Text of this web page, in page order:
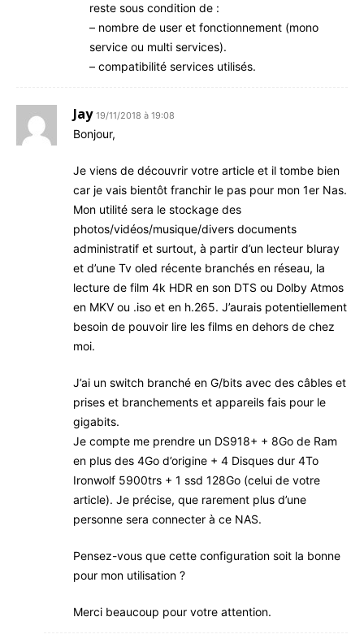
reste sous condition de :
– nombre de user et fonctionnement (mono
service ou multi services).
– compatibilité services utilisés.
Jay 19/11/2018 à 19:08
Bonjour,
Je viens de découvrir votre article et il tombe bien
car je vais bientôt franchir le pas pour mon 1er Nas.
Mon utilité sera le stockage des
photos/vidéos/musique/divers documents
administratif et surtout, à partir d’un lecteur bluray
et d’une Tv oled récente branchés en réseau, la
lecture de film 4k HDR en son DTS ou Dolby Atmos
en MKV ou .iso et en h.265. J’aurais potentiellement
besoin de pouvoir lire les films en dehors de chez
moi.
J’ai un switch branché en G/bits avec des câbles et
prises et branchements et appareils fais pour le
gigabits.
Je compte me prendre un DS918+ + 8Go de Ram
en plus des 4Go d’origine + 4 Disques dur 4To
Ironwolf 5900trs + 1 ssd 128Go (celui de votre
article). Je précise, que rarement plus d’une
personne sera connecter à ce NAS.
Pensez-vous que cette configuration soit la bonne
pour mon utilisation ?
Merci beaucoup pour votre attention.